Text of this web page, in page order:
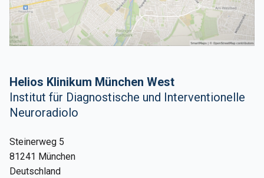
Helios Klinikum München West
Institut für Diagnostische und Interventionelle
Neuroradiolo
Steinerweg 5
81241 München
Deutschland